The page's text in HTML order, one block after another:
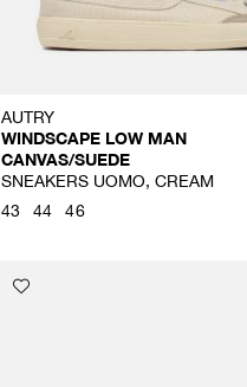
AUTRY
WINDSCAPE LOW MAN
CANVAS/SUEDE
SNEAKERS UOMO, CREAM
43 44 46